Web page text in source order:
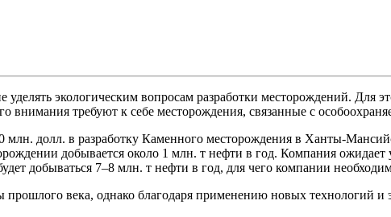
экологическим вопросам разработки месторождений. Для
внимания требуют к себе месторождения, связанные с
млн. долл. в разработку Каменного месторождения в Ханты-
добывается около 1 млн. т нефти в год. Компания ожидает
добываться 7–8 млн. т нефти в год, для чего компании
века, однако благодаря применению новых технологий